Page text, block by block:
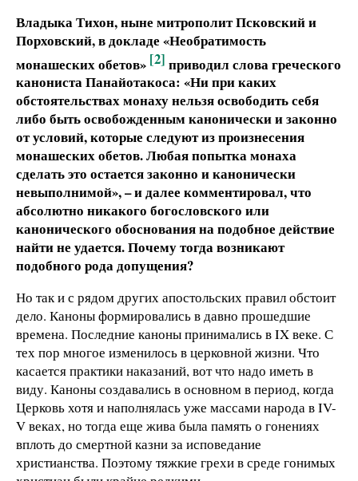
Владыка Тихон, ныне митрополит Псковский и
Порховский, в докладе «Необратимость
монашеских обетов» [2] приводил слова греческого
канониста Панайотакоса: «Ни при каких
обстоятельствах монаху нельзя освободить себя
либо быть освобожденным канонически и законно
от условий, которые следуют из произнесения
монашеских обетов. Любая попытка монаха
сделать это остается законно и канонически
невыполнимой», – и далее комментировал, что
абсолютно никакого богословского или
канонического обоснования на подобное действие
найти не удается. Почему тогда возникают
подобного рода допущения?
Но так и с рядом других апостольских правил обстоит
дело. Каноны формировались в давно прошедшие
времена. Последние каноны принимались в IX веке. С
тех пор многое изменилось в церковной жизни. Что
касается практики наказаний, вот что надо иметь в
виду. Каноны создавались в основном в период, когда
Церковь хотя и наполнялась уже массами народа в IV-
V веках, но тогда еще жива была память о гонениях
вплоть до смертной казни за исповедание
христианства. Поэтому тяжкие грехи в среде гонимых